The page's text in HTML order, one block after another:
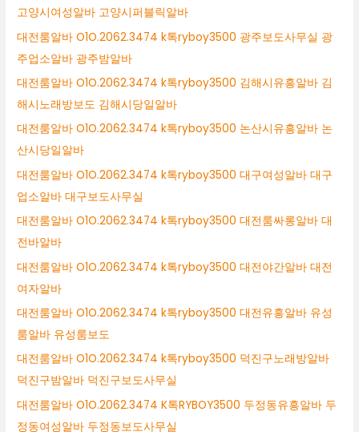
고양시여성알바 고양시퍼블릭알바
대전룸알바 O1O.2062.3474 k톡ryboy3500 광주보도사무실 광
주업소알바 광주밤알바
대전룸알바 O1O.2062.3474 k톡ryboy3500 김해시유흥알바 김
해시노래방보도 김해시당일알바
대전룸알바 O1O.2062.3474 k톡ryboy3500 논산시유흥알바 논
산시당일알바
대전룸알바 O1O.2062.3474 k톡ryboy3500 대구여성알바 대구
업소알바 대구보도사무실
대전룸알바 O1O.2062.3474 k톡ryboy3500 대전룸싸롱알바 대
전바알바
대전룸알바 O1O.2062.3474 k톡ryboy3500 대전야간알바 대전
여자알바
대전룸알바 O1O.2062.3474 k톡ryboy3500 대전유흥알바 유성
룸알바 유성룸보도
대전룸알바 O1O.2062.3474 k톡ryboy3500 덕진구노래방알바
덕진구밤알바 덕진구보도사무실
대전룸알바 O1O.2062.3474 K톡RYBOY3500 두정동유흥알바 두
정동여성알바 두정동보도사무실